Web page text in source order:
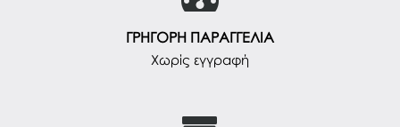
ΓΡΗΓΟΡΗ ΠΑΡΑΓΓΕΛΙΑ
Χωρίς εγγραφή